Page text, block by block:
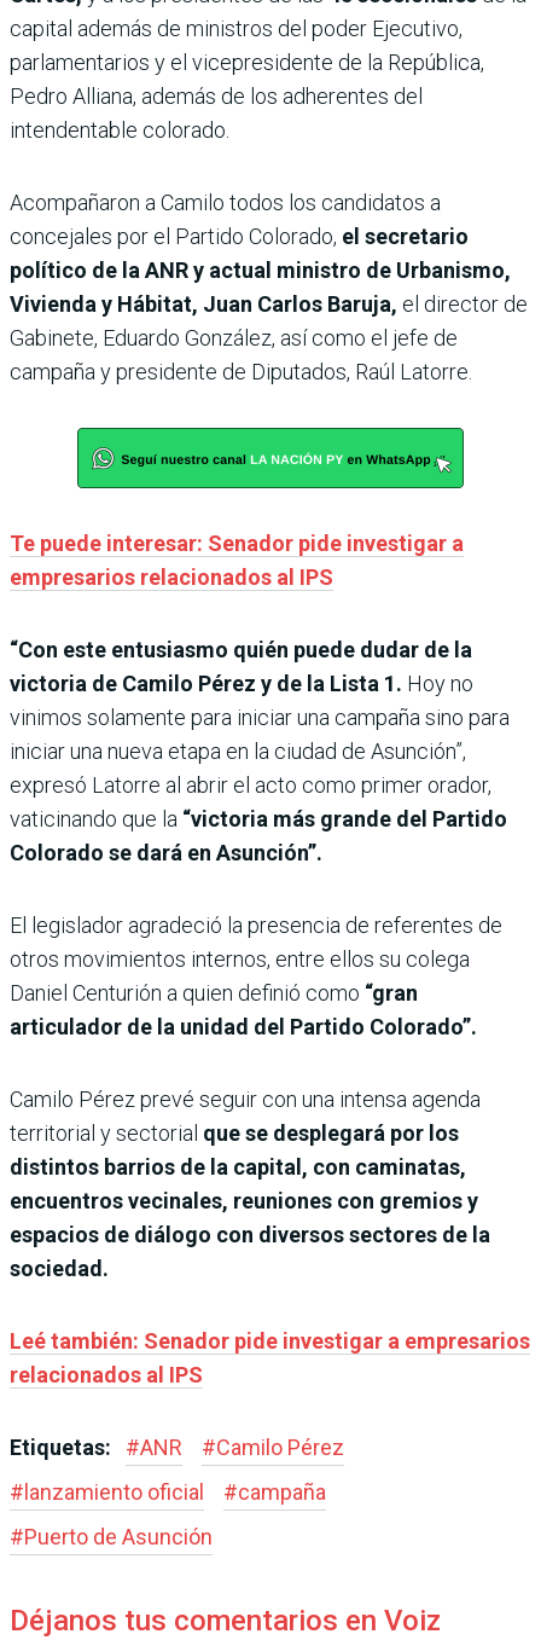
capital además de ministros del poder Ejecutivo,
parlamentarios y el vicepresidente de la República,
Pedro Alliana, además de los adherentes del
intendentable colorado.
Acompañaron a Camilo todos los candidatos a
concejales por el Partido Colorado, el secretario
político de la ANR y actual ministro de Urbanismo,
Vivienda y Hábitat, Juan Carlos Baruja, el director de
Gabinete, Eduardo González, así como el jefe de
campaña y presidente de Diputados, Raúl Latorre.
Te puede interesar: Senador pide investigar a
empresarios relacionados al IPS
“Con este entusiasmo quién puede dudar de la
victoria de Camilo Pérez y de la Lista 1. Hoy no
vinimos solamente para iniciar una campaña sino para
iniciar una nueva etapa en la ciudad de Asunción”,
expresó Latorre al abrir el acto como primer orador,
vaticinando que la “victoria más grande del Partido
Colorado se dará en Asunción”.
El legislador agradeció la presencia de referentes de
otros movimientos internos, entre ellos su colega
Daniel Centurión a quien definió como “gran
articulador de la unidad del Partido Colorado”.
Camilo Pérez prevé seguir con una intensa agenda
territorial y sectorial que se desplegará por los
distintos barrios de la capital, con caminatas,
encuentros vecinales, reuniones con gremios y
espacios de diálogo con diversos sectores de la
sociedad.
Leé también: Senador pide investigar a empresarios
relacionados al IPS
Etiquetas: #ANR #Camilo Pérez
# lanzamiento oficial #campaña
#Puerto de Asunción
Déjanos tus comentarios en Voiz